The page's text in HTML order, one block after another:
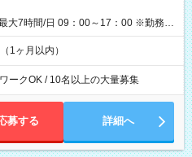
大7時間/日 09：00～17：00 ※勤務時
ます。
1ヶ月以内）
ークOK / 10名以上の大量募集
募する 詳細へ